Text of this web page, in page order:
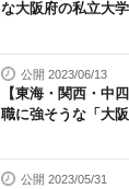
な大阪府の私立大
公開 2023/06/13
【東海・関西・中
職に強そうな「大
公開 2023/05/31